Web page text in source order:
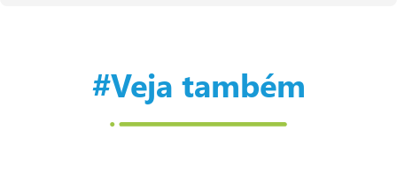
#Veja também